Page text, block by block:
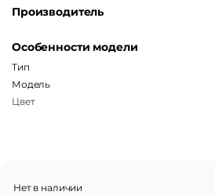
Производитель
Особенности модели
Тип
Модель
Цвет
Нет в наличии